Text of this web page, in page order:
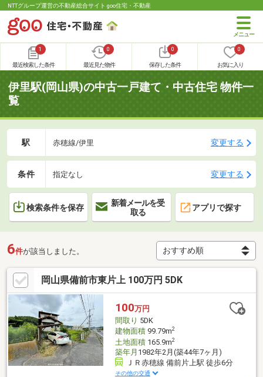
NTTグループ運営の不動産総合サイト goo住宅・不動産
1
最近検索した条件
0
最近見た物件
0
保存した条件
0
お気に入り
伊里駅(岡山県)の中古一戸建て・中古住宅 物件一
覧
駅 赤穂線/伊里 変更する
条件 指定なし 変更する
検索条件を保存
新着メールを受
取る
アプリで探す
6件が該当しました。
岡山県備前市東片上 100万円 5DK
100万円
間取り 5DK
建物面積99.79m2
土地面積165.9m2
築年月 1982年2月(築44年7ヶ月)
ＪＲ赤穂線 備前片上駅 徒歩6分
その他の交通